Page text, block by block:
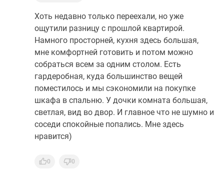
Хоть недавно только переехали, но уже
ощутили разницу с прошлой квартирой.
Намного просторней, кухня здесь большая,
мне комфортней готовить и потом можно
собраться всем за одним столом. Есть
гардеробная, куда большинство вещей
поместилось и мы сэкономили на покупке
шкафа в спальню. У дочки комната большая,
светлая, вид во двор. И главное что не шумно и
соседи спокойные попались. Мне здесь
нравится)
0 0